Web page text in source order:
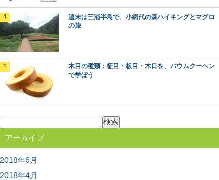
展」に行ってきた
年に１回開催されている、林業界にとっては恒例のイベ
ント「林業機械展」。 とてもマニアックな響き...
人気の観光地「軽井沢」の森をモリップ目線
で観光してみる
首都圏に近い避暑地や別荘地として、あまりにも有名
木材の「赤身」と「白太」って何？その違い
週末は三浦半島で、小網代の森ハイキングとマグロ
の旅
木目の種類：柾目・板目・木口を、バウムクーヘン
で学ぼう
索:
アーカイブ
2018年6月
2018年4月